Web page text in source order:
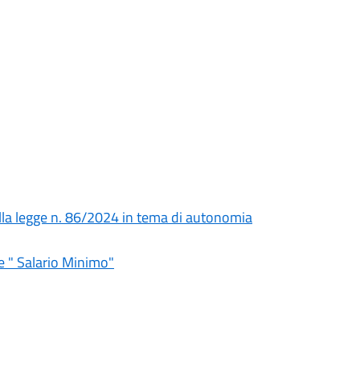
legge n. 86/2024 in tema di autonomia
" Salario Minimo"